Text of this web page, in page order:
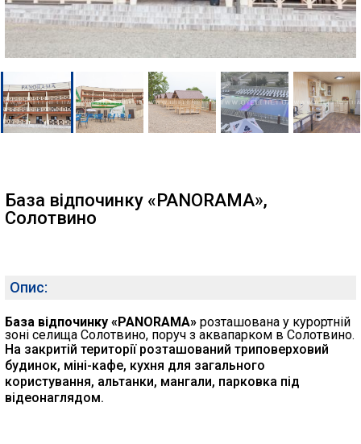
База відпочинку «PANORAMA»,
Солотвино
Опис:
База відпочинку «PANORAMA» розташована у курортній
зоні селища Солотвино, поруч з аквапарком в Солотвино.
На закритій території розташований триповерховий
будинок, міні-кафе, кухня для загального
користування, альтанки, мангали, парковка під
відеонаглядом.